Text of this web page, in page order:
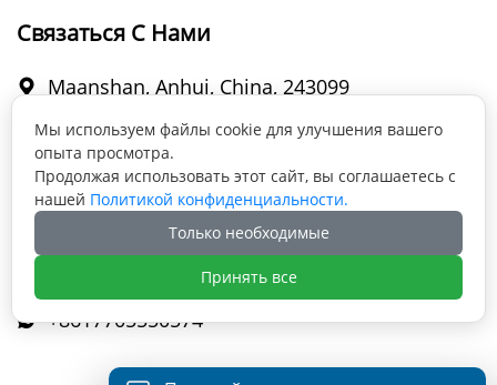
Связаться С Нами
 Maanshan, Anhui, China, 243099
 info@fabmax.cn
+86 177 0555 0574
 +8617705550574
Мы используем файлы cookie для улучшения вашего
опыта просмотра.
Продолжая использовать этот сайт, вы соглашаетесь с
нашей Политикой конфиденциальности.
Только необходимые
Принять все